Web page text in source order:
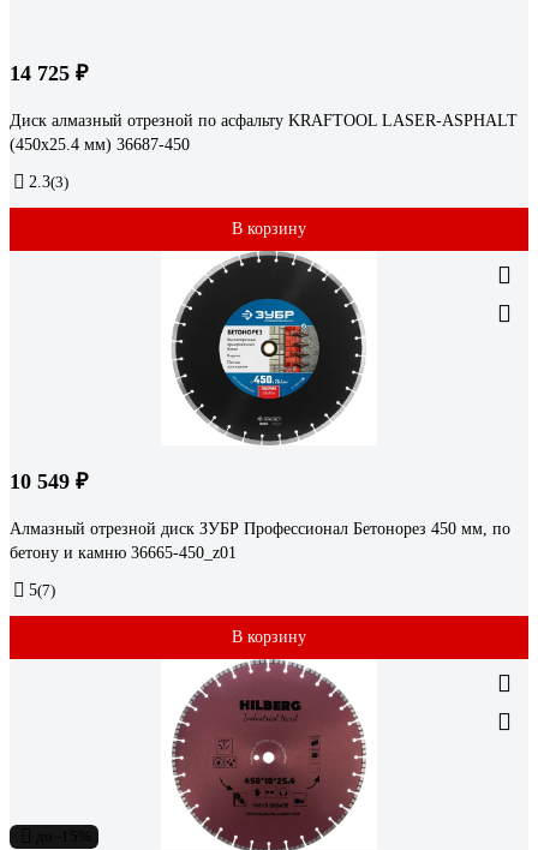
14 725 ₽
Диск алмазный отрезной по асфальту KRAFTOOL LASER-ASPHALT
(450х25.4 мм) 36687-450
2.3(3)
В корзину
10 549 ₽
Алмазный отрезной диск ЗУБР Профессионал Бетонорез 450 мм, по
бетону и камню 36665-450_z01
5(7)
В корзину